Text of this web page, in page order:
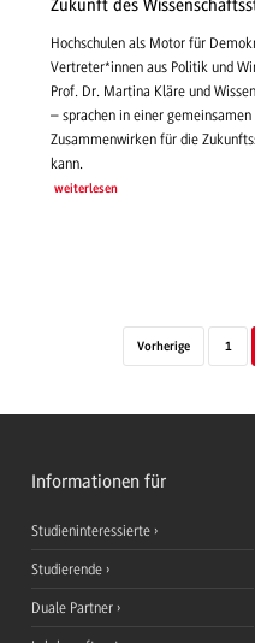
Zukunft des
Hochschulen als Motor für
Vertreter*innen aus Politik und
Prof. Dr. Martina Kläre und
– sprachen in einer
Zusammenwirken für die
kann.
weiterlesen
Vorherige 1
Informationen für
Studieninteressierte
Studierende
Duale Partner